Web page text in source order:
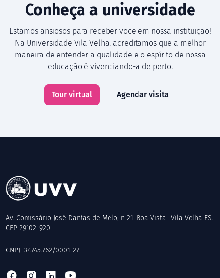
Conheça a universidade
Estamos ansiosos para receber você em nossa instituição!
Na Universidade Vila Velha, acreditamos que a melhor
maneira de entender a qualidade e o espírito de nossa
educação é vivenciando-a de perto.
Tour virtual Agendar visita
Av. Comissário José Dantas de Melo, n 21. Boa Vista -Vila Velha ES.
CEP 29102-920.
CNPJ: 37.745.762/0001-27